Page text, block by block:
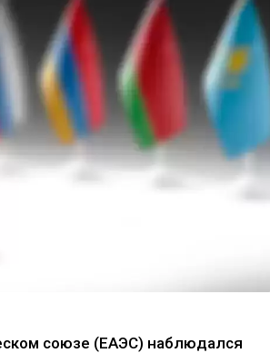
союзе (ЕАЭС) наблюдался